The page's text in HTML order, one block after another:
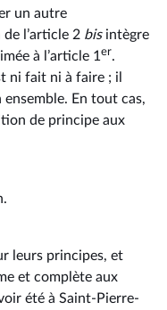
un autre
l’article 2 bisintègre
à l’article 1 er.
ni fait ni à faire ; il
En tout cas,
de principe aux
leurs principes, et
et complète aux
été à Saint-Pierre-